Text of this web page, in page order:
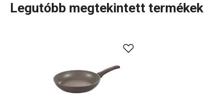
kerámia tapadásmentes bevonattal láttuk el, amely
típusú tűzhelyen, így indukciós főzőlapon is használható
– az indukciós alj rozsdamentes acélból készül. Az
Legutóbb megtekintett termékek